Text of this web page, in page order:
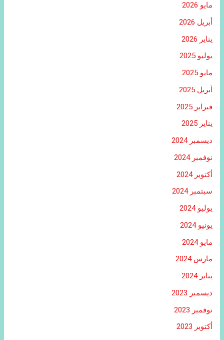
مايو 2026
أبريل 2026
يناير 2026
يوليو 2025
مايو 2025
أبريل 2025
فبراير 2025
يناير 2025
ديسمبر 2024
نوفمبر 2024
أكتوبر 2024
سبتمبر 2024
يوليو 2024
يونيو 2024
مايو 2024
مارس 2024
يناير 2024
ديسمبر 2023
نوفمبر 2023
أكتوبر 2023